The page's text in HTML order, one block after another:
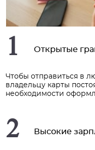
1 Открытые
Чтобы отправиться в
владельцу карты
необходимости
2 Высокие